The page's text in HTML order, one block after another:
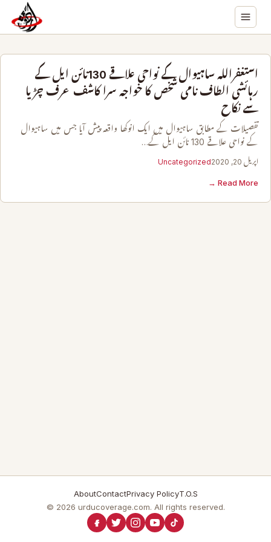
استغفراللہ ساہیوال کے نواحی علاقے 130نائن ایل کے
رہائشی الطاف نامی شخص کا خواجہ سرا کاشف عرف چڑیا
سے نکاح
تفصیلات کے مطابق ساہیوال میں ایک انوکھا واقعہ پیش آیا جس میں ساہیوال
کے نواحی علاقے 130 نائن ایل کے…
اپریل 20, 2020 Uncategorized
Read More →
AboutContactPrivacy PolicyT.O.S
© 2026 urducoverage.com. All rights reserved.